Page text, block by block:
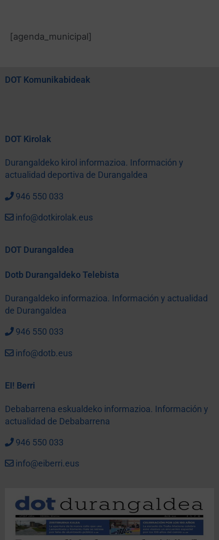
[agenda_municipal]
DOT Komunikabideak
DOT Kirolak
Durangaldeko kirol informazioa. Información y
actualidad deportiva de Durangaldea
946 550 033
info@dotkirolak.eus
DOT Durangaldea
Dotb Durangaldeko Telebista
Durangaldeko informazioa. Información y actualidad
de Durangaldea
946 550 033
info@dotb.eus
EI! Berri
Debabarrena eskualdeko informazioa. Información y
actualidad de Debabarrena
946 550 033
info@eiberri.eus